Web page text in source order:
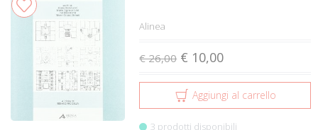
Alinea
€ 26,00 € 10,00
Aggiungi al carrello
3 prodotti disponibili